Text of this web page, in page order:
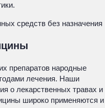
средств без назначения
препаратов народные
лечения. Наши
о лекарственных травах и
широко применяются и